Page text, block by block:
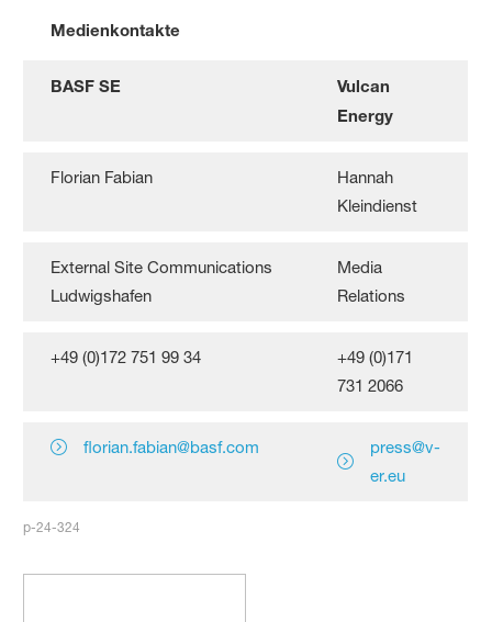
Medienkontakte
BASF SE
Vulcan
Energy
Florian Fabian
Hannah
Kleindienst
External Site Communications
Ludwigshafen
Media
Relations
+49 (0)172 751 99 34
+49 (0)171
731 2066
florian.fabian@basf.com
press@v-
er.eu
p-24-324